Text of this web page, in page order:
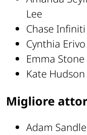
Lee
Chase
Cynthia
Emma
Kate
Migliore
Adam